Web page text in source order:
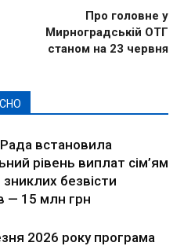
Про головне у
Мирноградській ОТГ
станом на 23 червня
встановила
рівень виплат сім’ям
зниклих безвісти
— 15 млн грн
2026 року програма